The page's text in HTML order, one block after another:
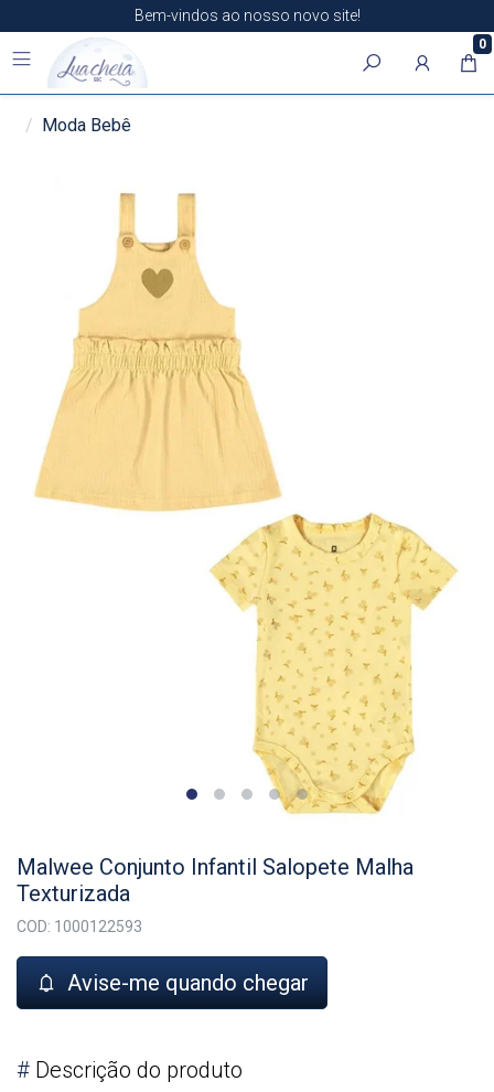
Bem-vindos ao nosso novo site!
0
Moda Bebê
Malwee Conjunto Infantil Salopete Malha
Texturizada
COD: 1000122593
Avise-me quando chegar
# Descrição do produto